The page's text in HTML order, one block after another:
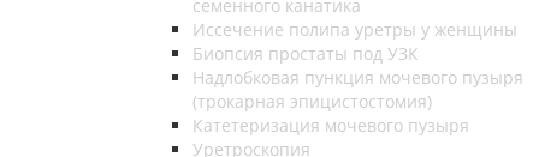
семенного канатика
Иссечение полипа уретры у женщины
Биопсия простаты под УЗК
Надлобковая пункция мочевого пузыря
(трокарная эпицистостомия)
Катетеризация мочевого пузыря
Уретроскопия